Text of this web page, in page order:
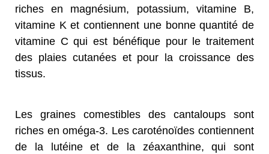
riches en magnésium, potassium, vitamine B,
vitamine K et contiennent une bonne quantité de
vitamine C qui est bénéfique pour le traitement
des plaies cutanées et pour la croissance des
tissus.
Les graines comestibles des cantaloups sont
riches en oméga-3. Les caroténoïdes contiennent
de la lutéine et de la zéaxanthine, qui sont